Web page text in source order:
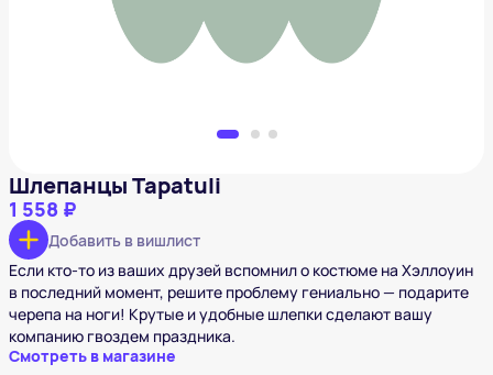
Шлепанцы Tapatuli
1 558 ₽
Добавить в вишлист
Если кто-то из ваших друзей вспомнил о костюме на Хэллоуин
в последний момент, решите проблему гениально — подарите
черепа на ноги! Крутые и удобные шлепки сделают вашу
компанию гвоздем праздника.
Смотреть в магазине